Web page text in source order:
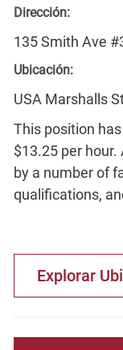
Dirección:
135 Smith Ave
Ubicación:
USA Marshalls
This position
$13.25 per
by a number of
qualifications,
Explorar